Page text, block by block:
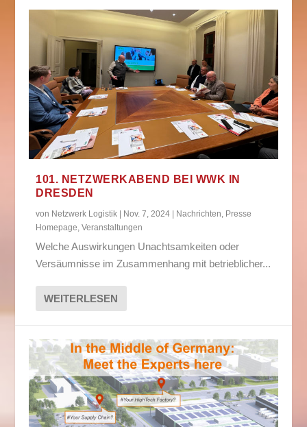
101. NETZWERKABEND BEI WWK IN
DRESDEN
von Netzwerk Logistik | Nov. 7, 2024 | Nachrichten Presse
Homepage ,Veranstaltungen
Welche Auswirkungen Unachtsamkeiten oder
Versäumnisse im Zusammenhang mit betrieblicher...
WEITERLESEN